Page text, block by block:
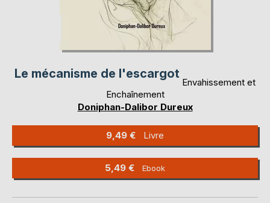
Le mécanisme de l'escargot
Envahissement et
Enchaînement
Doniphan-Dalibor Dureux
9,49 € Livre
5,49 € Ebook